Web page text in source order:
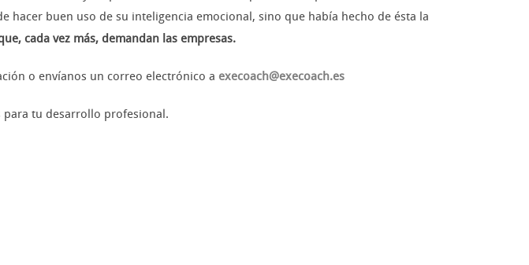
buen uso de su inteligencia emocional, sino que había hecho de ésta la
cada vez más, demandan las empresas.
o envíanos un correo electrónico a execoach@execoach.es
tu desarrollo profesional.